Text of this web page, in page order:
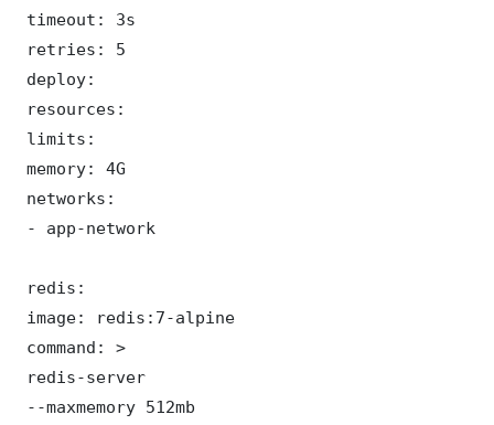
timeout: 3s
retries: 5
deploy:
resources:
limits:
memory: 4G
networks:
- app-network
redis:
image: redis:7-alpine
command: >
redis-server
--maxmemory 512mb